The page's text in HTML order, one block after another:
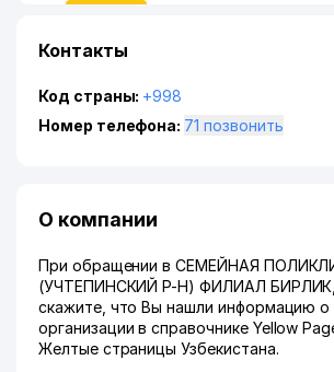
Контакты
Код страны: +998
Номер телефона:
71 позвонить
О компании
При обращении в СЕМЕЙНАЯ
(УЧТЕПИНСКИЙ Р-Н) ФИЛИАЛ БИРЛИК,
скажите, что Вы нашли информацию о
организации в справочнике Yellow
Желтые страницы Узбекистана.